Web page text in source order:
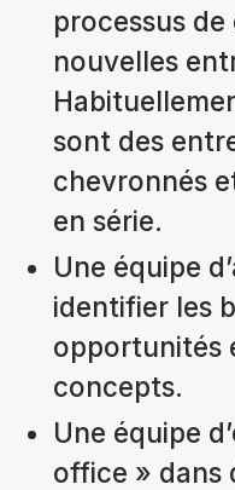
processus
nouvelles
sont des
chevronnés
en série.
Une équipe
identifier les
opportunités
concepts.
Une équipe
office » dans